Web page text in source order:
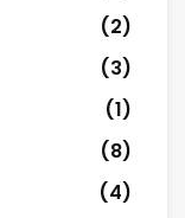
(2)
(3)
(1)
(8)
(4)